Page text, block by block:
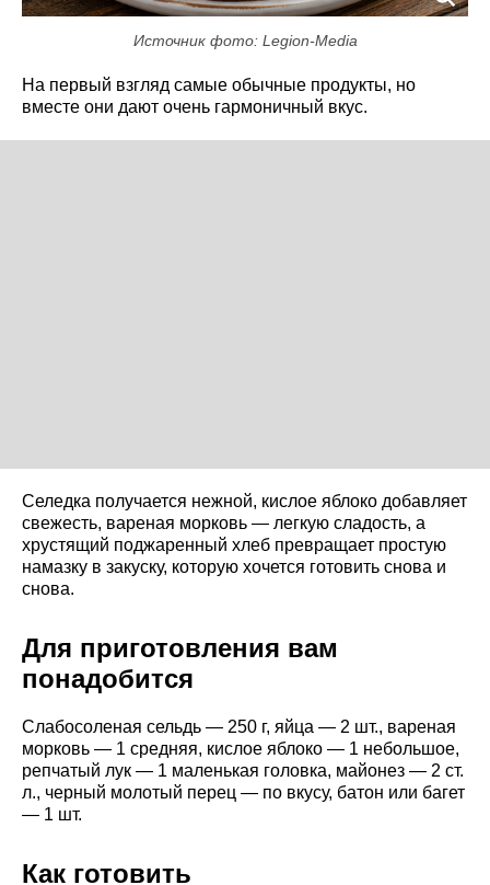
Источник фото: Legion-Media
На первый взгляд самые обычные продукты, но
вместе они дают очень гармоничный вкус.
Селедка получается нежной, кислое яблоко добавляет
свежесть, вареная морковь — легкую сладость, а
хрустящий поджаренный хлеб превращает простую
намазку в закуску, которую хочется готовить снова и
снова.
Для приготовления вам
понадобится
Слабосоленая сельдь — 250 г, яйца — 2 шт., вареная
морковь — 1 средняя, кислое яблоко — 1 небольшое,
репчатый лук — 1 маленькая головка, майонез — 2 ст.
л., черный молотый перец — по вкусу, батон или багет
— 1 шт.
Как готовить